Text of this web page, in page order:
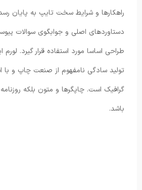
راهکارها و شرایط سخت تایپ به پایان
دستاوردهای اصلی و جوابگوی سوالات
طراحی اساسا مورد استفاده قرار گیرد.
تولید سادگی نامفهوم از صنعت چاپ و با
گرافیک است. چاپگرها و متون بلکه
باشد.